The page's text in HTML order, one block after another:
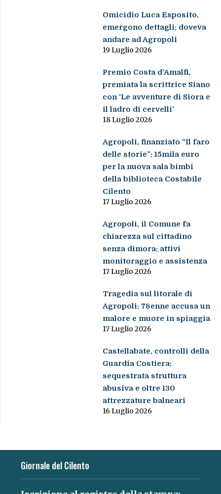
Omicidio Luca Esposito,
emergono dettagli: doveva
andare ad Agropoli
19 Luglio 2026
Premio Costa d’Amalfi,
premiata la scrittrice Siano
con ‘Le avventure di Siora e
il ladro di cervelli’
18 Luglio 2026
Agropoli, finanziato “Il faro
delle storie”: 15mila euro
per la nuova sala bimbi
della biblioteca Costabile
Cilento
17 Luglio 2026
Agropoli, il Comune fa
chiarezza sul cittadino
senza dimora: attivi
monitoraggio e assistenza
17 Luglio 2026
Tragedia sul litorale di
Agropoli: 78enne accusa un
malore e muore in spiaggia
17 Luglio 2026
Castellabate, controlli della
Guardia Costiera:
sequestrata struttura
abusiva e oltre 130
attrezzature balneari
16 Luglio 2026
Giornale del Cilento